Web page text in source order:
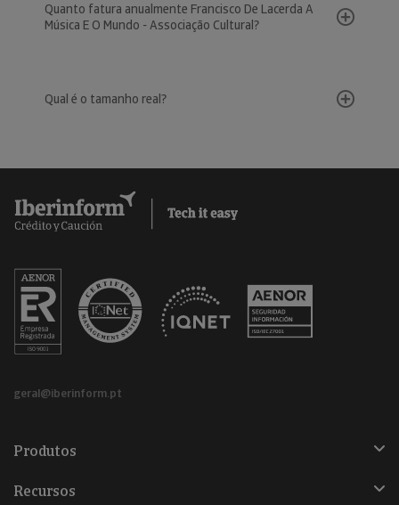
Quanto fatura anualmente Francisco De Lacerda A
Música E O Mundo - Associação Cultural?
Qual é o tamanho real?
geral@iberinform.pt
Produtos
Recursos